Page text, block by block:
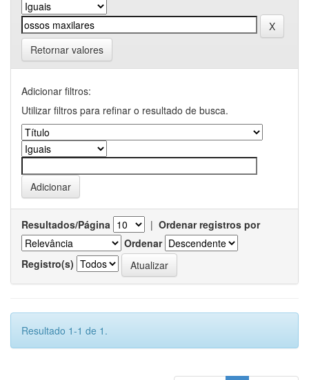
Retornar valores
Adicionar filtros:
Utilizar filtros para refinar o resultado de busca.
Resultados/Página | Ordenar registros por
Ordenar
Registro(s)
Resultado 1-1 de 1.